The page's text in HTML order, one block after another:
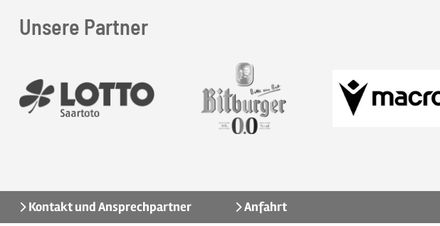
Unsere Partner
Kontakt und Ansprechpartner Anfahrt